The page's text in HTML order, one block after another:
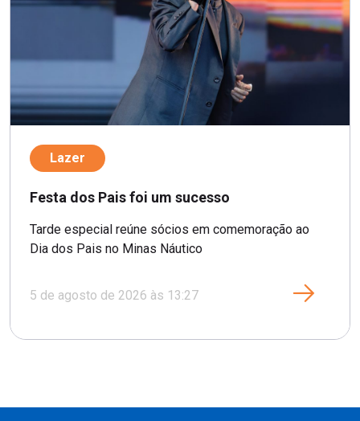
Lazer
Festa dos Pais foi um sucesso
Tarde especial reúne sócios em comemoração ao
Dia dos Pais no Minas Náutico
5 de agosto de 2026 às 13:27